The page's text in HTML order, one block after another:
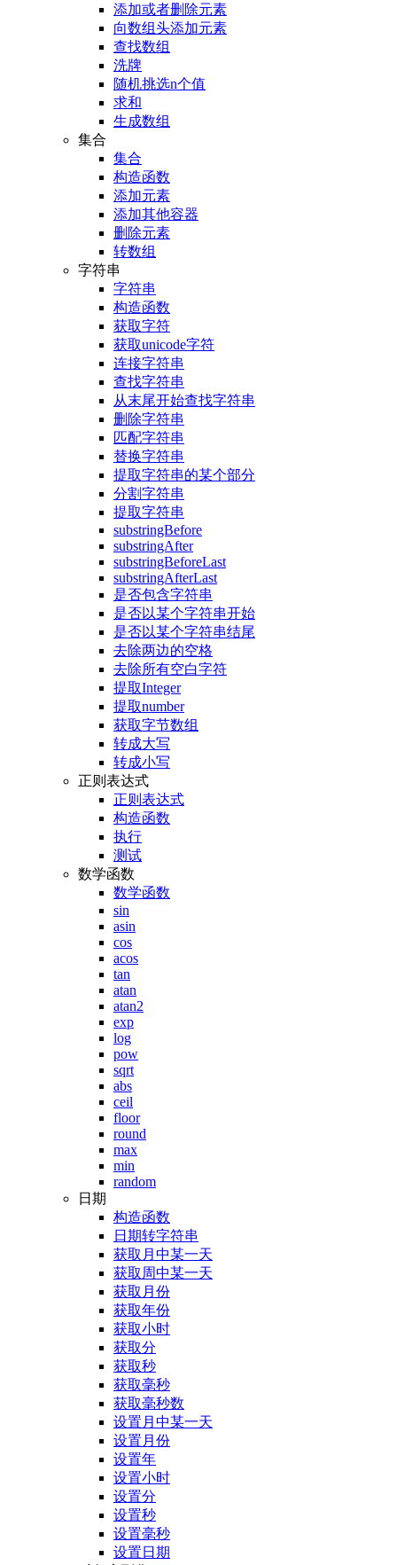
添加或者删除元素
向数组头添加元素
查找数组
洗牌
随机挑选n个值
求和
生成数组
集合
集合
构造函数
添加元素
添加其他容器
删除元素
转数组
字符串
字符串
构造函数
获取字符
获取unicode字符
连接字符串
查找字符串
从末尾开始查找字符串
删除字符串
匹配字符串
替换字符串
提取字符串的某个部分
分割字符串
提取字符串
substringBefore
substringAfter
substringBeforeLast
substringAfterLast
是否包含字符串
是否以某个字符串开始
是否以某个字符串结尾
去除两边的空格
去除所有空白字符
提取Integer
提取number
获取字节数组
转成大写
转成小写
正则表达式
正则表达式
构造函数
执行
测试
数学函数
数学函数
sin
asin
cos
acos
tan
atan
atan2
exp
log
pow
sqrt
abs
ceil
floor
round
max
min
random
日期
构造函数
日期转字符串
获取月中某一天
获取周中某一天
获取月份
获取年份
获取小时
获取分
获取秒
获取毫秒
获取毫秒数
设置月中某一天
设置月份
设置年
设置小时
设置分
设置秒
设置毫秒
设置日期